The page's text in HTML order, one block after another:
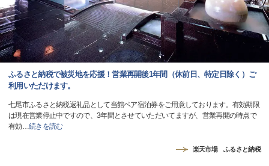
ふるさと納税で被災地を応援！営業再開後1年間（休前日、特定日除く）ご
利用いただけます。
七尾市ふるさと納税返礼品として当館ペア宿泊券をご用意しております。有効期限
は現在営業停止中ですので、3年間とさせていただいてますが、営業再開の時点で
有効…続きを読む
楽天市場 ふるさと納税